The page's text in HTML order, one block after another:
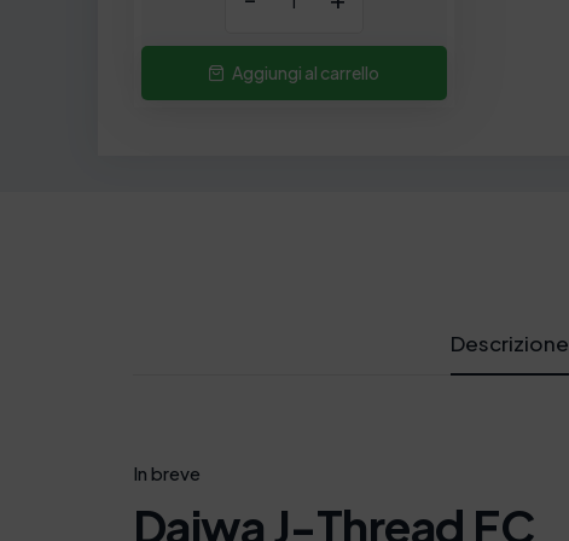
Aggiungi al carrello
Descrizione
In breve
Daiwa J-Thread FC